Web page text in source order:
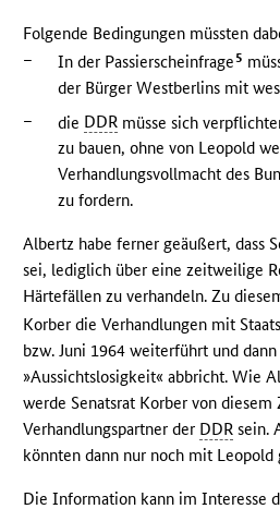
Folgende Bedingungen müssten
–
In der Passierscheinfrage 5
der Bürger Westberlins mit
–
die DDR müsse sich
zu bauen, ohne von Leopold
Verhandlungsvollmacht des
zu fordern.
Albertz habe ferner geäußert, dass
sei, lediglich über eine zeitweilige
Härtefällen zu verhandeln. Zu
Korber die Verhandlungen mit
bzw. Juni 1964 weiterführt und
»Aussichtslosigkeit« abbricht. Wie
werde Senatsrat Korber von
Verhandlungspartner der DDR sein.
könnten dann nur noch mit Leopold
Die Information kann im Interesse